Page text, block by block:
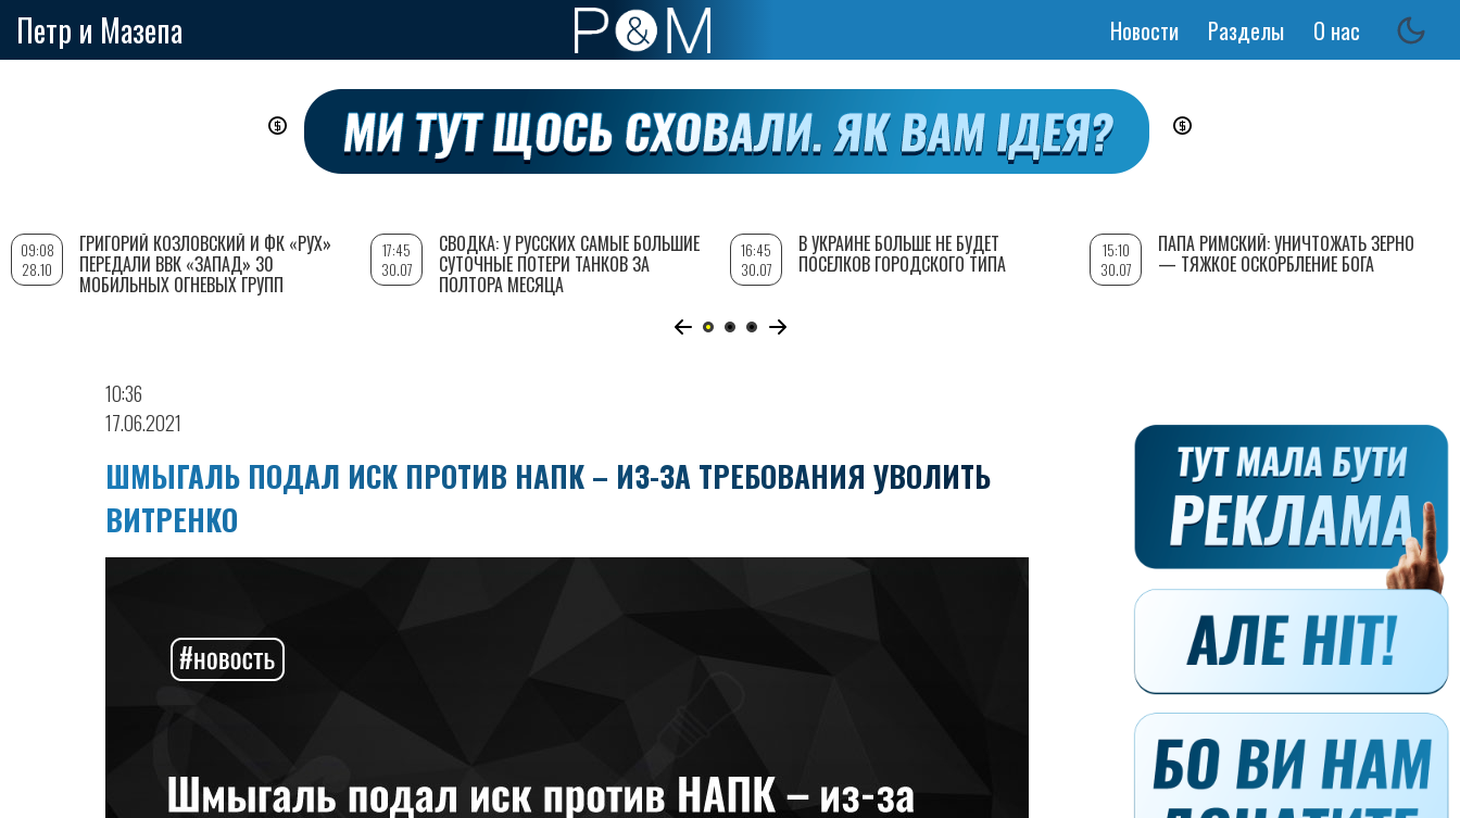
Петр и Мазепа
Основная
Новости Разделы О нас
10:36
17.06.2021
ШМЫГАЛЬ ПОДАЛ ИСК ПРОТИВ НАПК – ИЗ-ЗА ТРЕБОВАНИЯ УВОЛИТЬ
ВИТРЕНКО
09:08
28.10
ГРИГОРИЙ КОЗЛОВСКИЙ И ФК «РУХ»
ПЕРЕДАЛИ ВВК «ЗАПАД» 30
МОБИЛЬНЫХ ОГНЕВЫХ ГРУПП
17:45
30.07
СВОДКА: У РУССКИХ САМЫЕ БОЛЬШИЕ
СУТОЧНЫЕ ПОТЕРИ ТАНКОВ ЗА
ПОЛТОРА МЕСЯЦА
16:45
30.07
В УКРАИНЕ БОЛЬШЕ НЕ БУДЕТ
ПОСЕЛКОВ ГОРОДСКОГО ТИПА
15:10
30.07
ПАПА РИМСКИЙ: УНИЧТОЖАТЬ ЗЕРНО
— ТЯЖКОЕ ОСКОРБЛЕНИЕ БОГА